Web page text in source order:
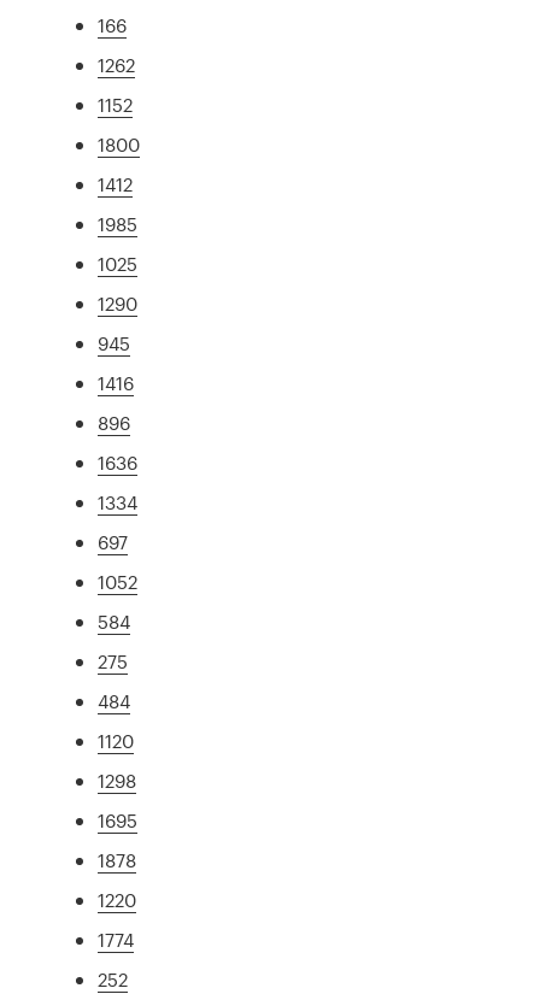
166
1262
1152
1800
1412
1985
1025
1290
945
1416
896
1636
1334
697
1052
584
275
484
1120
1298
1695
1878
1220
1774
252